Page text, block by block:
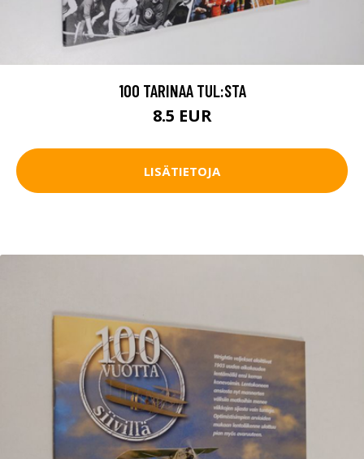
100 TARINAA TUL:STA
8.5 EUR
LISÄTIETOJA